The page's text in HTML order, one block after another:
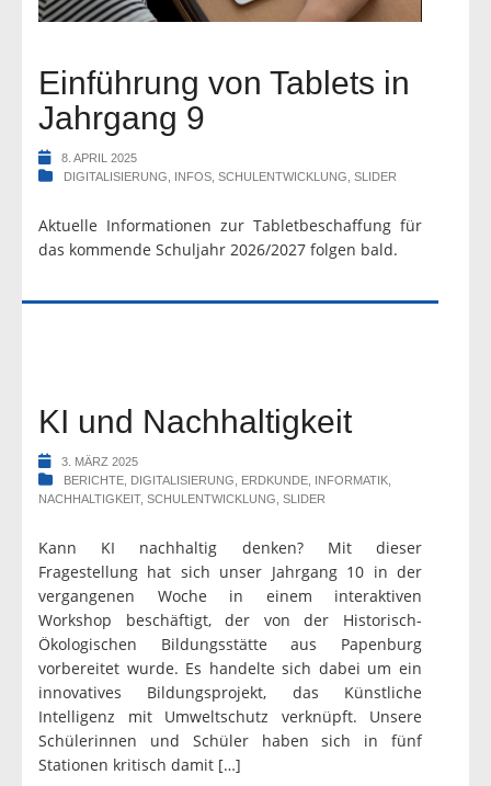
Einführung von Tablets in
Jahrgang 9
8. APRIL 2025
DIGITALISIERUNG
INFOS SCHULENTWICKLUNG SLIDER
Aktuelle Informationen zur Tabletbeschaffung für
das kommende Schuljahr 2026/2027 folgen bald.
KI und Nachhaltigkeit
3. MÄRZ 2025
BERICHTE DIGITALISIERUNG ERDKUNDE INFORMATIK
NACHHALTIGKEIT, SCHULENTWICKLUNG SLIDER
Kann KI nachhaltig denken? Mit dieser
Fragestellung hat sich unser Jahrgang 10 in der
vergangenen Woche in einem interaktiven
Workshop beschäftigt, der von der Historisch-
Ökologischen Bildungsstätte aus Papenburg
vorbereitet wurde. Es handelte sich dabei um ein
innovatives Bildungsprojekt, das Künstliche
Intelligenz mit Umweltschutz verknüpft. Unsere
Schülerinnen und Schüler haben sich in fünf
Stationen kritisch damit […]